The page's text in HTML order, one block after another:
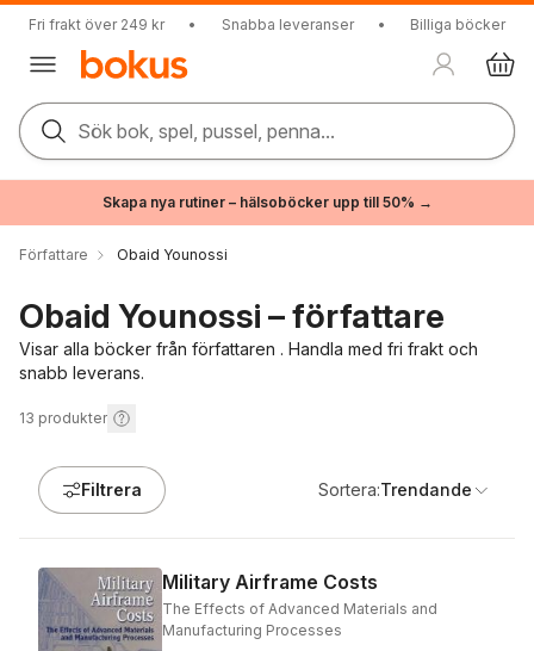
Fri frakt över 249 kr • Snabba leveranser • Billiga böcker
Sök bok, spel, pussel, penna...
Skapa nya rutiner – hälsoböcker upp till 50% →
Författare Obaid Younossi
Obaid Younossi – författare
Visar alla böcker från författaren . Handla med fri frakt och
snabb leverans.
13 produkter
Filtrera Sortera:Trendande
Military Airframe Costs
The Effects of Advanced Materials and
Manufacturing Processes